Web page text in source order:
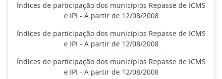
Índices de participação dos municípios Repasse de ICMS
e IPI - A partir de 12/08/2008
Índices de participação dos municípios Repasse de ICMS
e IPI - A partir de 12/08/2008
Índices de participação dos municípios Repasse de ICMS
e IPI - A partir de 12/08/2008